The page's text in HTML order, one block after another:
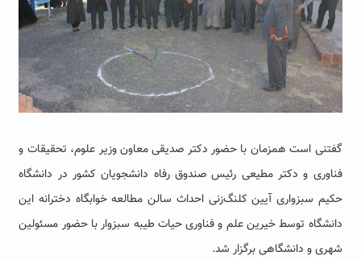
گفتنی است همزمان با حضور دکتر صدیقی معاون وزیر علوم، تحقیقات و
فناوری و دکتر مطیعی رئیس صندوق رفاه دانشجویان کشور در دانشگاه
حکیم سبزواری آیین کلنگ‌زنی احداث سالن مطالعه خوابگاه دخترانه این
دانشگاه توسط خیرین علم و فناوری حیات طیبه سبزوار با حضور مسئولین
شهری و دانشگاهی برگزار شد.